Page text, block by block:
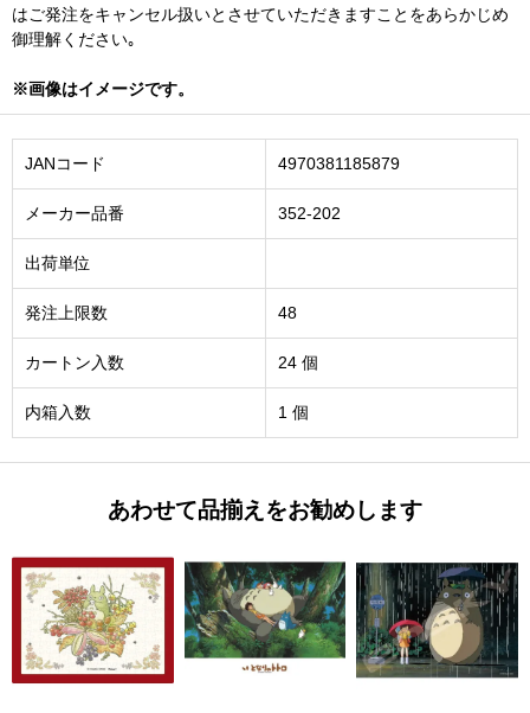
はご発注をキャンセル扱いとさせていただきますことをあらかじめ
御理解ください｡
※画像はイメージです。
JANコード 4970381185879
メーカー品番 352-202
出荷単位
発注上限数 48
カートン入数 24 個
内箱入数 1 個
あわせて品揃えをお勧めします